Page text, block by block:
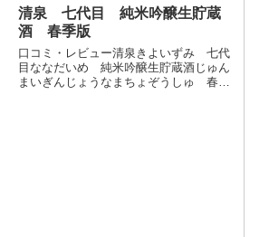
清泉 七代目 純米吟醸生貯蔵
酒 春季版
口コミ・レビュー清泉きよいずみ 七代
目ななだいめ 純米吟醸生貯蔵酒じゅん
まいぎんじょうなまちょぞうしゅ 春季